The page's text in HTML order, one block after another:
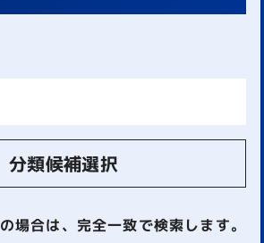
分類候補選択
の場合は、完全一致で検索します。